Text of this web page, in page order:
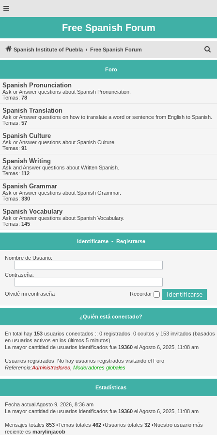
Free Spanish Forum
Spanish Institute of Puebla Free Spanish Forum
u
Foro
Spanish Pronunciation
Ask or Answer questions about Spanish Pronunciation.
Temas: 78
Spanish Translation
Ask or Answer questions on how to translate a word or sentence from English to Spanish.
Temas: 57
Spanish Culture
Ask or Answer questions about Spanish Culture.
Temas: 91
Spanish Writing
Ask and Answer questions about Written Spanish.
Temas: 112
Spanish Grammar
Ask or Answer questions about Spanish Grammar.
Temas: 330
Spanish Vocabulary
Ask or Answer questions about Spanish Vocabulary.
Temas: 145
Identificarse• Registrarse
Nombre de Usuario:
Contraseña:
Olvidé mi contraseña Recordar
¿Quién está conectado?
En total hay 153 usuarios conectados :: 0 registrados, 0 ocultos y 153 invitados (basados
en usuarios activos en los últimos 5 minutos)
La mayor cantidad de usuarios identificados fue 19360 el Agosto 6, 2025, 11:08 am
Usuarios registrados: No hay usuarios registrados visitando el Foro
Referencia:Administradores Moderadores globales
Estadísticas
Fecha actual Agosto 9, 2026, 8:36 am
La mayor cantidad de usuarios identificados fue 19360 el Agosto 6, 2025, 11:08 am
Mensajes totales 853 •Temas totales 462 •Usuarios totales 32 •Nuestro usuario más
reciente es marylinjacob